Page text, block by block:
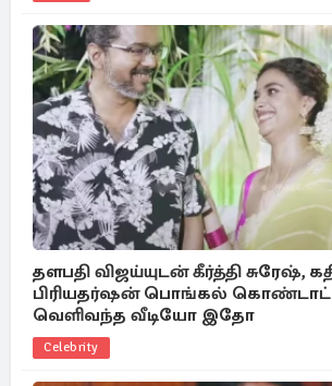
தளபதி விஜய்யுடன் கீர்த்தி சுரேஷ்,
பிரியதர்ஷன் பொங்கல்
வெளிவந்த வீடியோ இதோ
Celebrity